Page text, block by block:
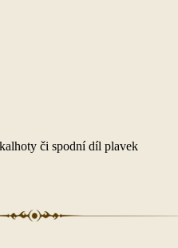
či spodní díl plavek